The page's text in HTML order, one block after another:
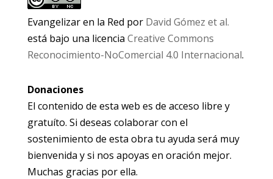
Evangelizar en la Red por David Gómez et al.
está bajo una licencia Creative Commons
Reconocimiento-NoComercial 4.0 Internacional.
Donaciones
El contenido de esta web es de acceso libre y
gratuíto. Si deseas colaborar con el
sostenimiento de esta obra tu ayuda será muy
bienvenida y si nos apoyas en oración mejor.
Muchas gracias por ella.